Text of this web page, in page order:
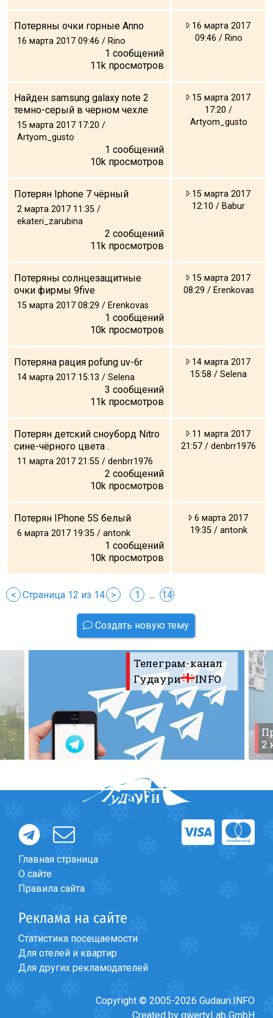
Потеряны очки горные Anno
16 марта 2017 09:46 / Rino
1 сообщений
11k просмотров
16 марта 2017
09:46 / Rino
Найден samsung galaxy note 2
темно-серый в черном чехле
15 марта 2017 17:20 /
Artyom_gusto
1 сообщений
10k просмотров
15 марта 2017
17:20 /
Artyom_gusto
Потерян Iphone 7 чёрный
2 марта 2017 11:35 /
ekateri_zarubina
2 сообщений
11k просмотров
15 марта 2017
12:10 / Babur
Потеряны солнцезащитные
очки фирмы 9five
15 марта 2017 08:29 / Erenkovas
1 сообщений
10k просмотров
15 марта 2017
08:29 / Erenkovas
Потеряна рация pofung uv-6r
14 марта 2017 15:13 / Selena
3 сообщений
11k просмотров
14 марта 2017
15:58 / Selena
Потерян детский сноуборд Nitro
сине-чёрного цвета .
11 марта 2017 21:55 / denbrr1976
2 сообщений
10k просмотров
11 марта 2017
21:57 / denbrr1976
Потерян IPhone 5S белый
6 марта 2017 19:35 / antonk
1 сообщений
10k просмотров
6 марта 2017
19:35 / antonk
< Страница 12 из 14 > 1 ... 14
Создать новую тему
Телеграм-канал
Гудаури INFO
2
Главная страница
О сайте
Правила сайта
Реклама на сайте
Статистика посещаемости
Для отелей и квартир
Для других рекламодателей
Copyright © 2005-2026 Gudauri.INFO
Created by qwertyLab GmbH